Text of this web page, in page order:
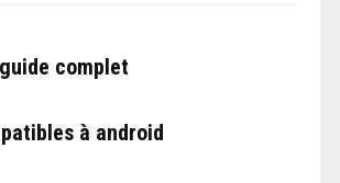
complet
à android